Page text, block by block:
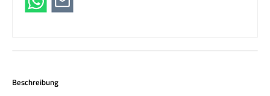
Beschreibung